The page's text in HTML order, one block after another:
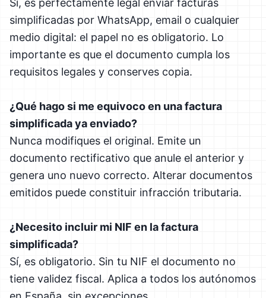
Sí, es perfectamente legal enviar facturas
simplificadas por WhatsApp, email o cualquier
medio digital: el papel no es obligatorio. Lo
importante es que el documento cumpla los
requisitos legales y conserves copia.
¿Qué hago si me equivoco en una factura
simplificada ya enviado?
Nunca modifiques el original. Emite un
documento rectificativo que anule el anterior y
genera uno nuevo correcto. Alterar documentos
emitidos puede constituir infracción tributaria.
¿Necesito incluir mi NIF en la factura
simplificada?
Sí, es obligatorio. Sin tu NIF el documento no
tiene validez fiscal. Aplica a todos los autónomos